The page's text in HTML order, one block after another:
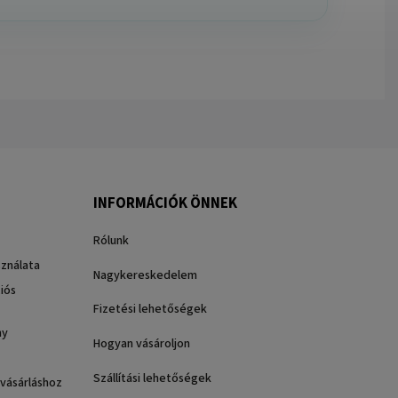
INFORMÁCIÓK ÖNNEK
Rólunk
Nagykereskedelem
Fizetési lehetőségek
Hogyan vásároljon
Szállítási lehetőségek